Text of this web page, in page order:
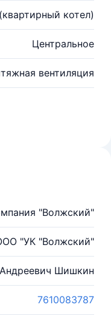
котел)
Центральное
вентиляция
"Волжский"
"УК "Волжский"
Шишкин
7610083787